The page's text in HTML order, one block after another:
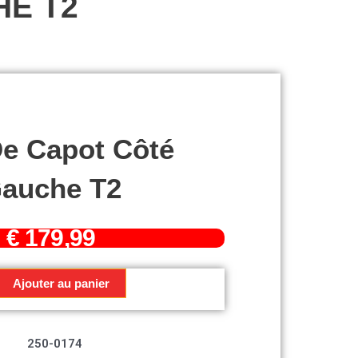
Capot Côté
T2
€179,99
Ajouter au panier
250-0174